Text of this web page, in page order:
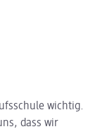
wichtig.
dass wir